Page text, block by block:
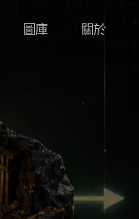
圖庫 關於